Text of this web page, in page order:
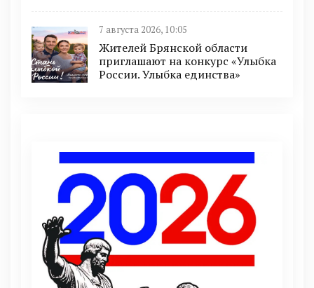
7 августа 2026, 10:05
Жителей Брянской области
приглашают на конкурс «Улыбка
России. Улыбка единства»